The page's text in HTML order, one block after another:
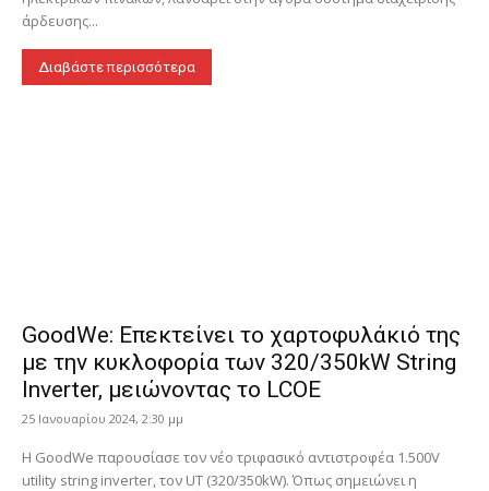
άρδευσης...
Διαβάστε περισσότερα
GoodWe: Επεκτείνει το χαρτοφυλάκιό της
με την κυκλοφορία των 320/350kW String
Inverter, μειώνοντας το LCOE
25 Ιανουαρίου 2024, 2:30 μμ
Η GoodWe παρουσίασε τον νέο τριφασικό αντιστροφέα 1.500V
utility string inverter, τον UT (320/350kW). Όπως σημειώνει η